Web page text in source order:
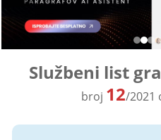
Službeni list
broj 12/2021